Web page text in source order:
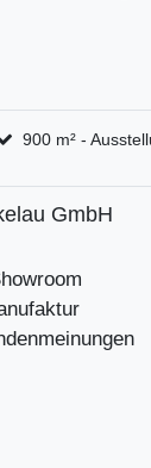
900 m² -
GmbH